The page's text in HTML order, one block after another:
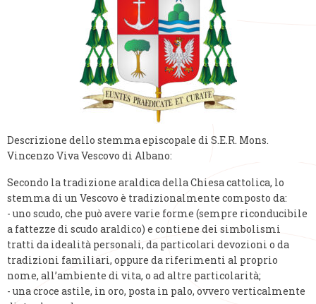
Descrizione dello stemma episcopale di S.E.R. Mons.
Vincenzo Viva Vescovo di Albano:
Secondo la tradizione araldica della Chiesa cattolica, lo
stemma di un Vescovo è tradizionalmente composto da:
- uno scudo, che può avere varie forme (sempre riconducibile
a fattezze di scudo araldico) e contiene dei simbolismi
tratti da idealità personali, da particolari devozioni o da
tradizioni familiari, oppure da riferimenti al proprio
nome, all’ambiente di vita, o ad altre particolarità;
- una croce astile, in oro, posta in palo, ovvero verticalmente